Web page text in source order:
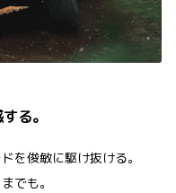
る。
を俊敏に駆け抜ける。
でも。